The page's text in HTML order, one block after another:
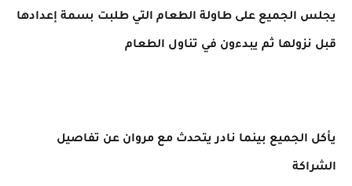
يجلس الجميع على طاولة الطعام التي طلبت بسمة إعدادها
قبل نزولها ثم يبدءون في تناول الطعام
يأكل الجميع بينما نادر يتحدث مع مروان عن تفاصيل
الشراكة